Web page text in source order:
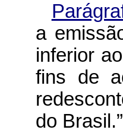
a
inferior
fins de
do